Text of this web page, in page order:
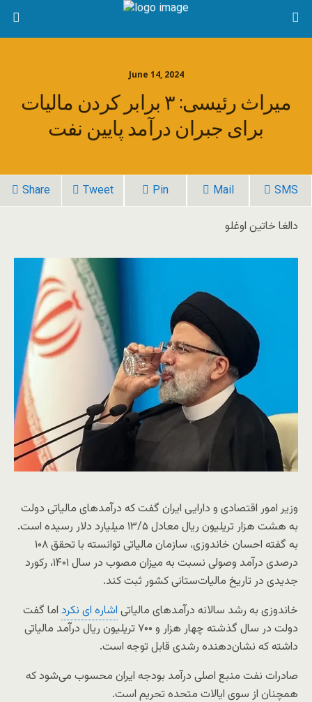
June 14, 2024
میراث رئیسی: ۳ برابر کردن مالیات
برای جبران درآمد پایین نفت
Share Tweet Pin Mail SMS
دالغا خاتین اوغلو
وزیر امور اقتصادی و دارایی ایران گفت که درآمدهای مالیاتی دولت
به هشت هزار تریلیون ریال معادل ۱۳/۵ میلیارد دلار رسیده است.
به گفته احسان خاندوزی، سازمان مالیاتی توانسته با تحقق ۱۰۸
درصدی درآمد وصولی نسبت به میزان مصوب در سال ۱۴۰۱، رکورد
جدیدی در تاریخ مالیات‌ستانی کشور ثبت کند.
خاندوزی به رشد سالانه درآمدهای مالیاتی اشاره ای نکرد اما گفت
دولت در سال گذشته چهار هزار و ۷۰۰ تریلیون ریال درآمد مالیاتی
داشته که نشان‌دهنده رشدی قابل توجه است.
صادرات نفت منبع اصلی درآمد بودجه ایران محسوب می‌شود که
همچنان از سوی ایالات متحده تحریم است.